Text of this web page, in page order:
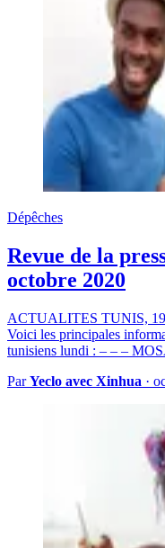
Dépêches
Revue de la
octobre 2020
ACTUALITES TUNIS,
Voici les principales
tunisiens lundi : – – –
ParYeclo avec Xinhua ·